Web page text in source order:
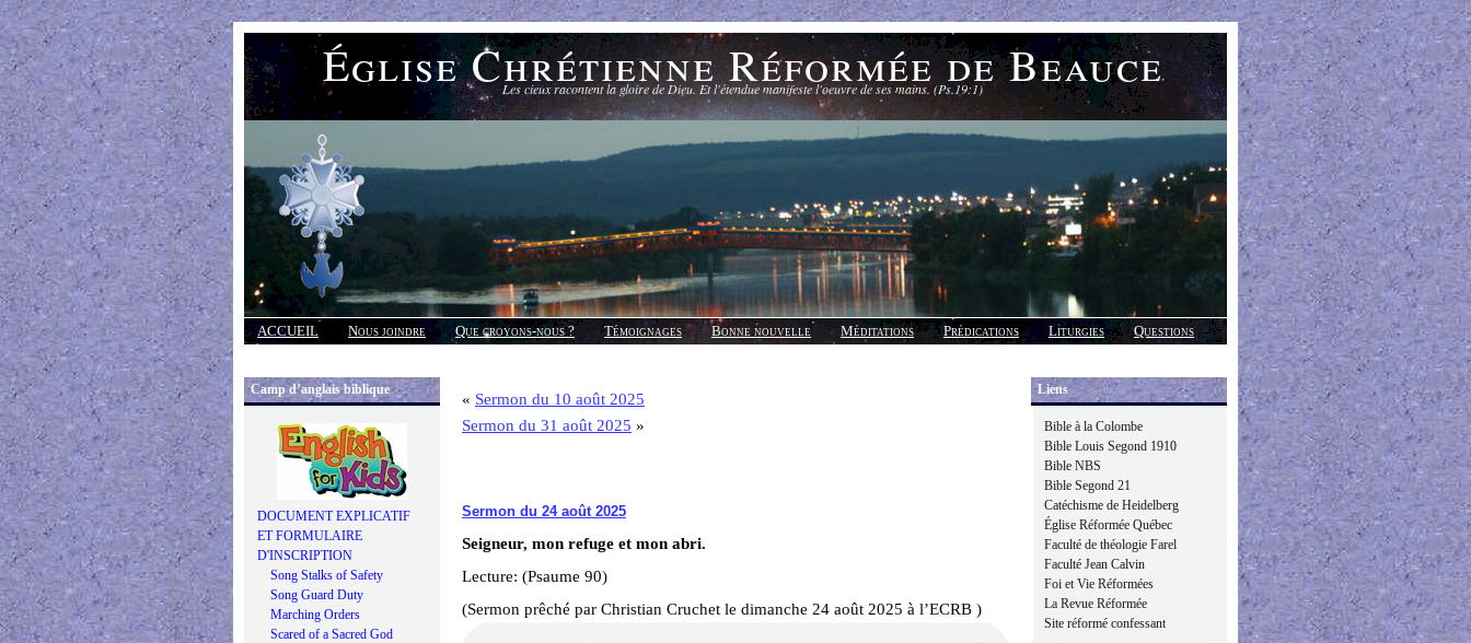
Église Chrétienne Réformée de Beauce
Les cieux racontent la gloire de Dieu. Et l'étendue manifeste l'oeuvre de ses mains. (Ps.19:1)
ACCUEIL Nous joindre Que croyons-nous ? Témoignages Bonne nouvelle Méditations Prédications Liturgies
Questions
Réponses
Camp d’anglais biblique
DOCUMENT EXPLICATIF
ET FORMULAIRE
D'INSCRIPTION
Song Stalks of Safety
Song Guard Duty
Marching Orders
Scared of a Sacred God
« Sermon du 10 août 2025
Sermon du 31 août 2025 »
Sermon du 24 août 2025
Seigneur, mon refuge et mon abri.
Lecture: (Psaume 90)
(Sermon prêché par Christian Cruchet le dimanche 24 août 2025 à l’ECRB )
Liens
Bible à la Colombe
Bible Louis Segond 1910
Bible NBS
Bible Segond 21
Catéchisme de Heidelberg
Église Réformée Québec
Faculté de théologie Farel
Faculté Jean Calvin
Foi et Vie Réformées
La Revue Réformée
Site réformé confessant